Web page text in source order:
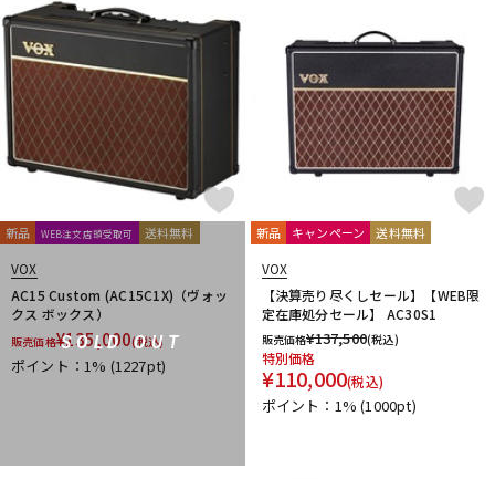
中古
SOLD OUT
新品 WEB注文店頭受取可 送料無料
VOX
AC15 Custom (AC15C1X)（ヴォッ
クス ボックス）
販売価格¥135,000(税込)
ポイント：1% (1227pt)
新品 キャンペーン 送料無料
VOX
【決算売り尽くしセール】【WEB限
定在庫処分セール】 AC30S1
販売価格¥137,500(税込)
特別価格
¥110,000(税込)
ポイント：1%(1000pt)